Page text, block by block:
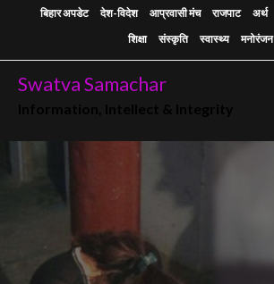
बिहार अपडेट देश-विदेश आप्रवासी मंच राजपाट अर्थ
शिक्षा
संस्कृति स्वास्थ्य मनोरंजन
Swatva Samachar